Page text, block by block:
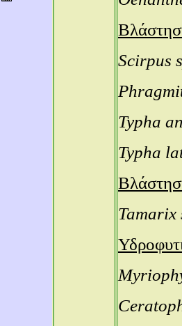
Scirpus
Typha
Typha
Tamarix